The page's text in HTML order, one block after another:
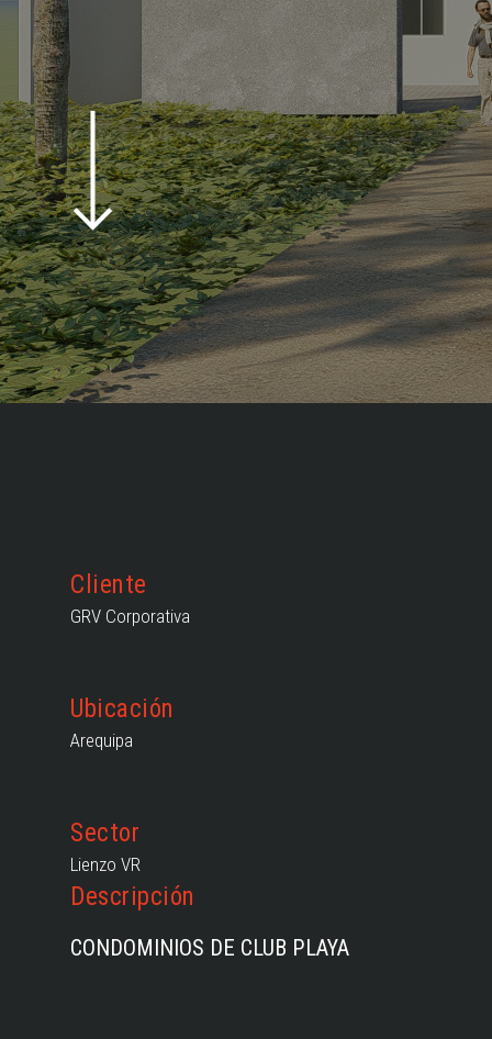
Cliente
GRV Corporativa
Ubicación
Arequipa
Sector
Lienzo VR
Descripción
CONDOMINIOS DE CLUB PLAYA